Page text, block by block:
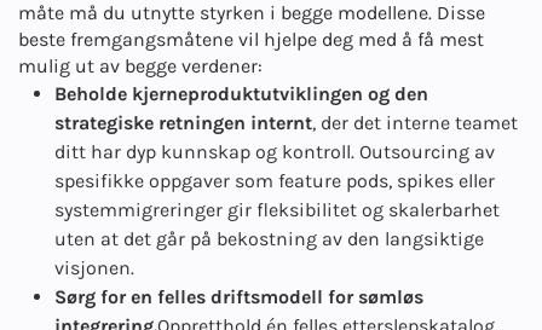
måte må du utnytte styrken i begge modellene. Disse
beste fremgangsmåtene vil hjelpe deg med å få mest
mulig ut av begge verdener:
Beholde kjerneproduktutviklingen og den
strategiske retningen internt, der det interne teamet
ditt har dyp kunnskap og kontroll. Outsourcing av
spesifikke oppgaver som feature pods, spikes eller
systemmigreringer gir fleksibilitet og skalerbarhet
uten at det går på bekostning av den langsiktige
visjonen.
Sørg for en felles driftsmodell for sømløs